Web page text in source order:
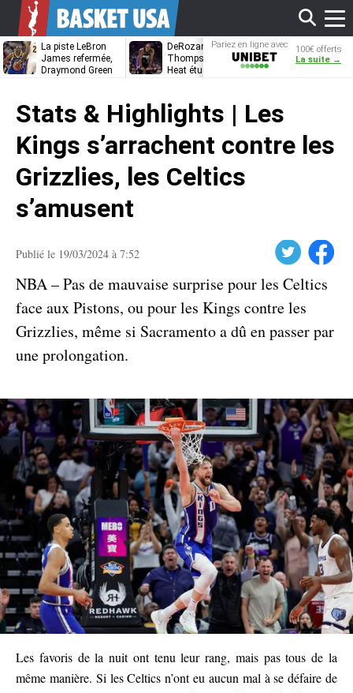
La piste LeBron
James refermée,
Draymond Green
DeRozan, Beal,
Thompson… Le
Heat étudie ses
Kentavious
Caldwell-
Pariez en ligne avec
Unibet
100€ offerts
La suite →
Stats & Highlights | Les
Kings s’arrachent contre les
Grizzlies, les Celtics
s’amusent
Publié le 19/03/2024 à 7:52 Facebook
NBA – Pas de mauvaise surprise pour les Celtics
face aux Pistons, ou pour les Kings contre les
Grizzlies, même si Sacramento a dû en passer par
une prolongation.
Les favoris de la nuit ont tenu leur rang, mais pas tous de la
même manière. Si les Celtics n’ont eu aucun mal à se défaire de